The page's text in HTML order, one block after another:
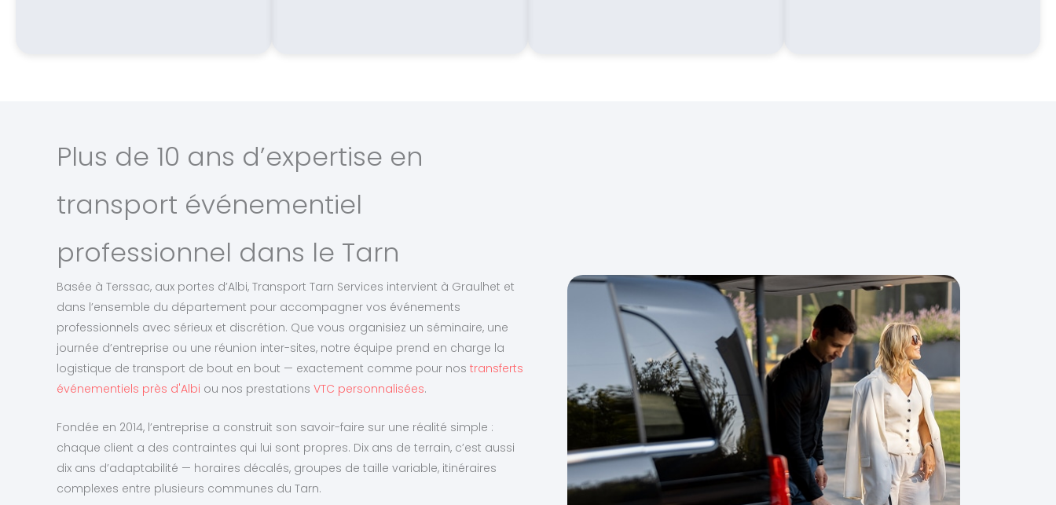
Plus de 10 ans d’expertise en
transport événementiel
professionnel dans le Tarn
Basée à Terssac, aux portes d’Albi, Transport Tarn Services intervient à Graulhet et
dans l’ensemble du département pour accompagner vos événements
professionnels avec sérieux et discrétion. Que vous organisiez un séminaire, une
journée d’entreprise ou une réunion inter-sites, notre équipe prend en charge la
logistique de transport de bout en bout — exactement comme pour nos transferts
événementiels près d'Albi ou nos prestations VTC personnalisées.
Fondée en 2014, l’entreprise a construit son savoir-faire sur une réalité simple :
chaque client a des contraintes qui lui sont propres. Dix ans de terrain, c’est aussi
dix ans d’adaptabilité — horaires décalés, groupes de taille variable, itinéraires
complexes entre plusieurs communes du Tarn.